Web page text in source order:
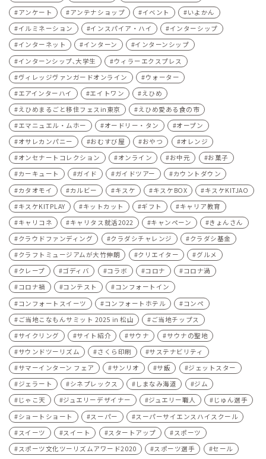
アンケート
アンテナショップ イベント
いよかん
イルミネーション
インスパイア・ハイ
インターシップ
インターネット
インターン
インターンシップ
インターンシップ､大学生
ウィラーエクスプレス
ヴィレッジヴァンガードオンライン
ウォーター
エアインターハイ
エイトワン
えひめ
えひめまるごと移住フェスin東京
えひめ愛ある食の市
エマニュエル・ムホー
オードリー・タン
オープン
オサレカンパニー
おむすび屋 おやつ
オレンジ
オンセナートコレクション
オンライン お中元
お菓子
カーキュート
ガイド ガイドツアー
カウントダウン
カタオモイ
カルビー キスケ キスケBOX
キスケKITJAO
キスケKITPLAY
キットカット ギフト
キャリア教育
キャリコネ
キャリタス就活2022 キャンペーン
きょんさん
クラウドファンディング
クラダシチャレンジ
クラダシ基金
クラフトミュージアムが大竹伸朗
クリエイター
グルメ
クレープ
ゴディバ コラボ コロナ
コロナ渦
コロナ禍
コンテスト
コンフォートイン
コンフォートスイーツ
コンフォートホテル
コンペ
ご当地こなもんサミット 2025 in 松山
ご当地チップス
サイクリング
サイト紹介 サウナ
サウナの聖地
サウンドツーリズム
さくら印刷
サステナビリティ
サマーインターン フェア
サンリオ サ飯
ジェットスター
ジェラート
シネプレックス しまなみ海道
ジム
じゃこ天
ジュエリーデザイナー ジュエリー職人
じゅん選手
ショートショート
スーパー
スーパーサイエンスハイスクール
スイーツ
スイート スタートアップ
スポーツ
スポーツ文化ツーリズムアワード2020
スポーツ選手 セール